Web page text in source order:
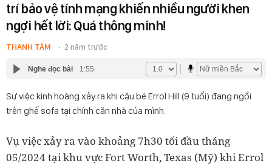
trí bảo vệ tính mạng khiến nhiều người khen
ngợi hết lời: Quá thông minh!
THANH TÂM 2 năm trước
Nghe đọc bài 1:55
Sự việc kinh hoàng xảy ra khi cậu bé Errol Hill (9 tuổi) đang ngồi
trên ghế sofa tại chính căn nhà của mình.
Vụ việc xảy ra vào khoảng 7h30 tối đầu tháng
05/2024 tại khu vực Fort Worth, Texas (Mỹ) khi Errol